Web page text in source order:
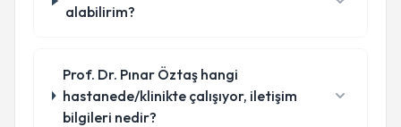
alabilirim?
Prof. Dr. Pınar Öztaş hangi
hastanede/klinikte çalışıyor, iletişim
bilgileri nedir?